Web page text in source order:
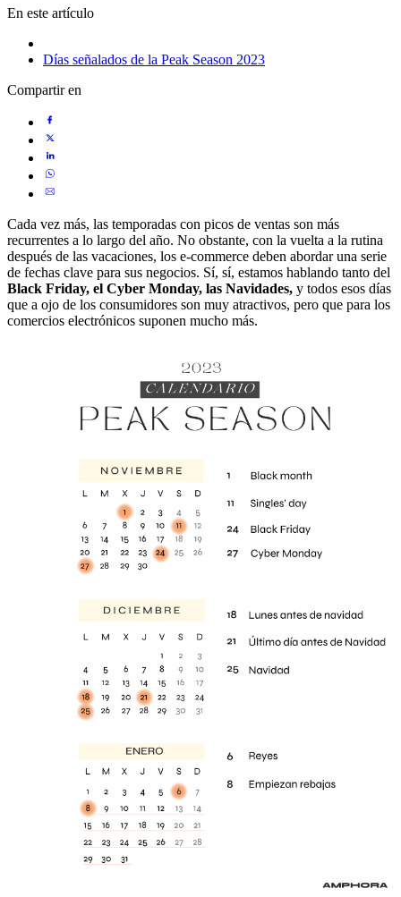
En este artículo
Días señalados de la Peak Season 2023
Compartir en
Cada vez más, las temporadas con picos de ventas son más
recurrentes a lo largo del año. No obstante, con la vuelta a la rutina
después de las vacaciones, los e-commerce deben abordar una serie
de fechas clave para sus negocios. Sí, sí, estamos hablando tanto del
Black Friday, el Cyber Monday, las Navidades, y todos esos días
que a ojo de los consumidores son muy atractivos, pero que para los
comercios electrónicos suponen mucho más.